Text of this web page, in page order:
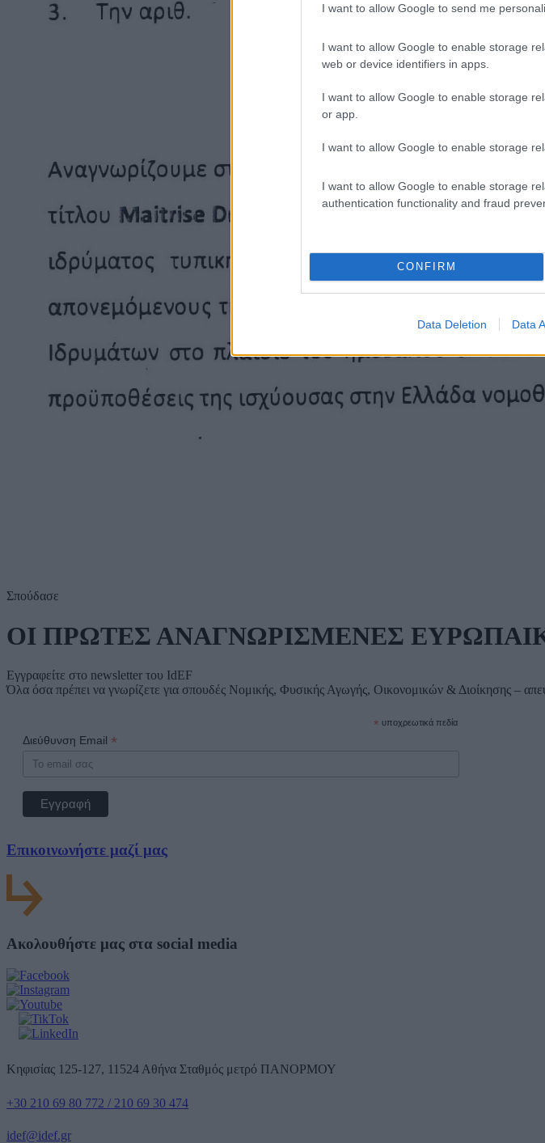
I want to allow Google to send me
I want to allow Google to enable storage
web or device identifiers in apps.
I want to allow Google to enable storage
or app.
I want to allow Google to enable storage
I want to allow Google to enable storage
authentication functionality and fraud
CONFIRM
Data Deletion Data
Σπούδασε
ΟΙ ΠΡΩΤΕΣ ΑΝΑΓΝΩΡΙΣΜΕΝΕΣ
Εγγραφείτε στο newsletter του IdEF
Όλα όσα πρέπει να γνωρίζετε για σπουδές Νομικής, Φυσικής Αγωγής, Οικονομικών & Διοίκησης –
* υποχρεωτικά πεδία
Διεύθυνση Email *
Επικοινωνήστε μαζί μας
Ακολουθήστε μας στα social media
Κηφισίας 125-127, 11524 Αθήνα Σταθμός μετρό ΠΑΝΟΡΜΟΥ
+30 210 69 80 772 / 210 69 30 474
idef@idef.gr